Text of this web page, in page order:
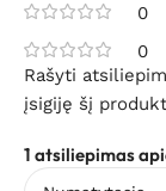
0
0
1 atsiliepimas
Rašyti
įsigiję šį